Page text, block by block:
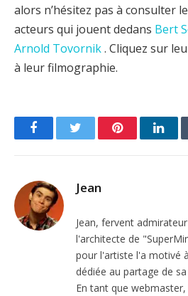
alors n’hésitez pas à consulter
acteurs qui jouent dedans Bert
Arnold Tovornik. Cliquez sur
à leur filmographie.
FacebookTwitter Pinterest
Jean
Jean, fervent
l'architecte de
pour l'artiste l'a motivé
dédiée au partage de
En tant que